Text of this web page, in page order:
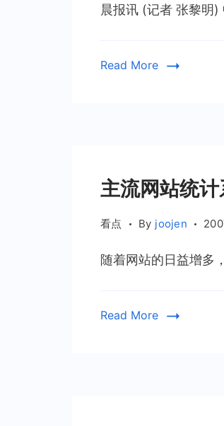
晨报讯 (记者 张黎明
Read More
主流网站统
看点 By joojen
随着网站的日益增多
Read More